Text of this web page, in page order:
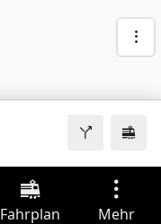
Fahrplan Mehr